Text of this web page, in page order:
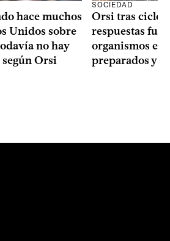
hace muchos
Unidos sobre
no hay
Orsi
SOCIEDAD
Orsi tras
respuestas
organismos
preparados y